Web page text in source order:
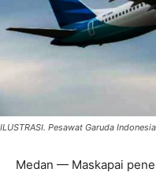
ILUSTRASI. Pesawat Garuda
Medan — Maskapai